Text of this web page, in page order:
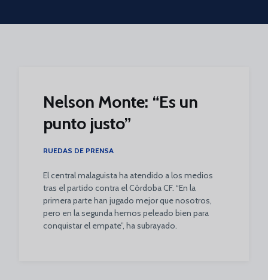
Skip to main content
Nelson Monte: “Es un
punto justo”
RUEDAS DE PRENSA
El central malaguista ha atendido a los medios
tras el partido contra el Córdoba CF. “En la
primera parte han jugado mejor que nosotros,
pero en la segunda hemos peleado bien para
conquistar el empate”, ha subrayado.